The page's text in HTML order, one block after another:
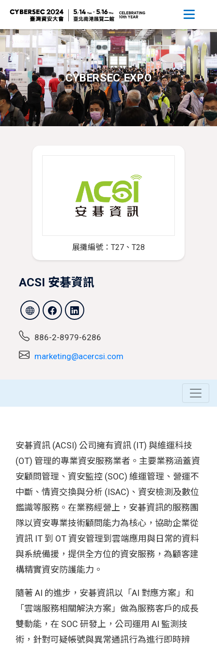
CYBERSEC EXPO
展攤編號：T27、T28
ACSI 安碁資訊
886-2-8979-6286
marketing@acercsi.com
安碁資訊 (ACSI) 公司擁有資訊 (IT) 與維運科技
(OT) 管理的專業資安服務業者。主要業務涵蓋資
安顧問管理、資安監控 (SOC) 維運管理、營運不
中斷、情資交換與分析 (ISAC)、資安檢測及數位
鑑識等服務。在業務經營上，安碁資訊的服務團
隊以資安專業技術顧問能力為核心，協助企業從
資訊 IT 到 OT 資安管理到雲端應用與日常的資料
與系統備援，提供全方位的資安服務，為顧客建
構精實資安防護能力。
隨著 AI 的進步，安碁資訊以「AI 對應方案」和
「雲端服務相關解決方案」做為服務客戶的成長
雙動能，在 SOC 研發上，公司運用 AI 監測技
術，針對可疑帳號與異常通訊行為進行即時辨